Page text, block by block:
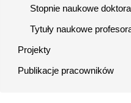
Stopnie naukowe
Tytuły naukowe
Projekty
Publikacje pracowników